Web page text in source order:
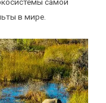
в мире.